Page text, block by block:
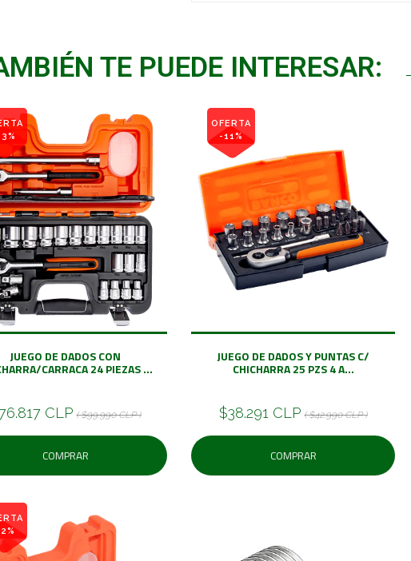
TE PUEDE INTERESAR:
JUEGO DE DADOS CON
CARRACA 24 PIEZAS ...
CLP ( $99.990 CLP )
COMPRAR
OFERTA
-11%
JUEGO DE DADOS Y PUNTAS C/
CHICHARRA 25 PZS 4 A...
$38.291 CLP ( $42.990 CLP )
COMPRAR